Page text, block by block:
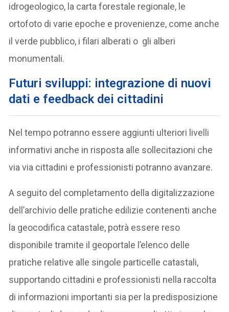
idrogeologico, la carta forestale regionale, le
ortofoto di varie epoche e provenienze, come anche
il verde pubblico, i filari alberati o gli alberi
monumentali.
Futuri sviluppi: integrazione di nuovi
dati e feedback dei cittadini
Nel tempo potranno essere aggiunti ulteriori livelli
informativi anche in risposta alle sollecitazioni che
via via cittadini e professionisti potranno avanzare.
A seguito del completamento della digitalizzazione
dell’archivio delle pratiche edilizie contenenti anche
la geocodifica catastale, potrà essere reso
disponibile tramite il geoportale l’elenco delle
pratiche relative alle singole particelle catastali,
supportando cittadini e professionisti nella raccolta
di informazioni importanti sia per la predisposizione